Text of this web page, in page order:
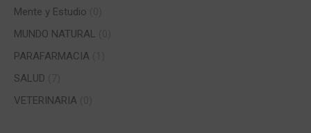
Mente y Estudio
MUNDO NATURAL
PARAFARMACIA
SALUD
VETERINARIA